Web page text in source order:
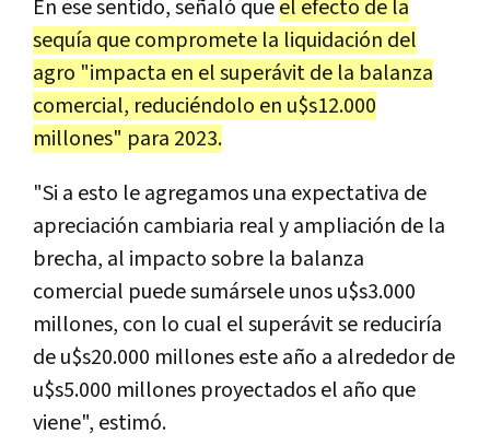
En ese sentido, señaló queel efecto de la
sequía que compromete la liquidación del
agro "impacta en el superávit de la balanza
comercial, reduciéndolo en u$s12.000
millones" para 2023.
"Si a esto le agregamos una expectativa de
apreciación cambiaria real y ampliación de la
brecha, al impacto sobre la balanza
comercial puede sumársele unos u$s3.000
millones, con lo cual el superávit se reduciría
de u$s20.000 millones este año a alrededor de
u$s5.000 millones proyectados el año que
viene", estimó.